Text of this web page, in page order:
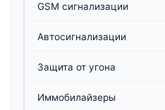
GSM сигнализации
Автосигнализации
Защита от угона
Иммобилайзеры